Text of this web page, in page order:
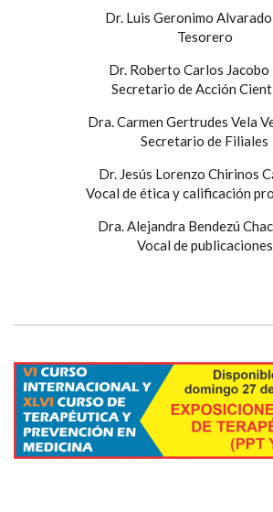
Dr. Luis Geronimo
Tesorero
Dr. Roberto Carlos Jacobo
Secretario de Acción
Dra. Carmen Gertrudes Vela
Secretario de Filiales
Dr. Jesús Lorenzo Chirinos
Vocal de ética y calificación
Dra. Alejandra Bendezú
Vocal de publicaciones